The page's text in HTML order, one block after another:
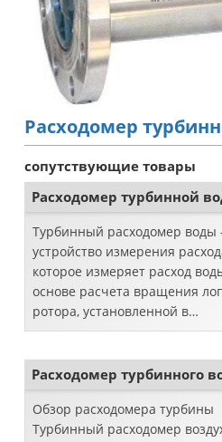
Расходомер
сопутствующие товары
Расходомер турбинной
Турбинный расходомер воды
устройство измерения
которое измеряет расход
основе расчета вращения
ротора, установленной в
направлении потока. Простой
Расходомер турбинного
Обзор расходомера турбины
Турбинный расходомер